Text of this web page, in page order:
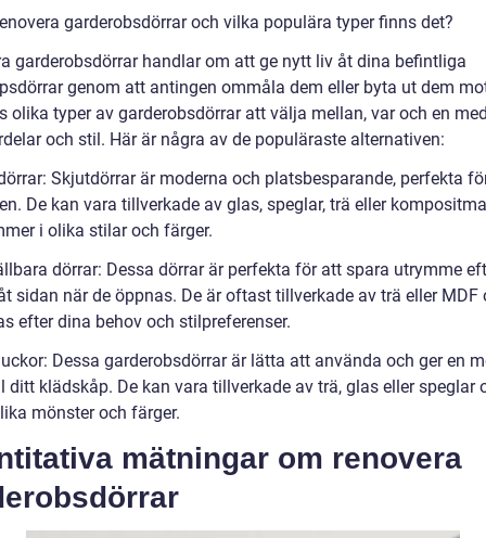
garderobsdörrar och vilka populära typer finns det?
garderobsdörrar handlar om att ge nytt liv åt dina befintliga
genom att antingen ommåla dem eller byta ut dem
olika typer av garderobsdörrar att välja mellan, var och en
och stil. Här är några av de populäraste alternativen:
Skjutdörrar är moderna och platsbesparande, perfekta
De kan vara tillverkade av glas, speglar, trä eller
i olika stilar och färger.
dörrar: Dessa dörrar är perfekta för att spara utrymme
sidan när de öppnas. De är oftast tillverkade av trä eller MDF
efter dina behov och stilpreferenser.
Dessa garderobsdörrar är lätta att använda och ger en
ditt klädskåp. De kan vara tillverkade av trä, glas eller speglar
mönster och färger.
mätningar om renovera